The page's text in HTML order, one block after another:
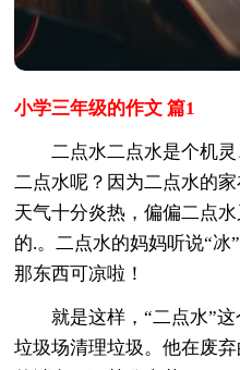
小学三年级的作文 篇1
二点水二点水是个机灵
二点水呢？因为二点水的
天气十分炎热，偏偏二点
的.。二点水的妈妈听说“冰
那东西可凉啦！
就是这样，“二点水”这
垃圾场清理垃圾。他在废